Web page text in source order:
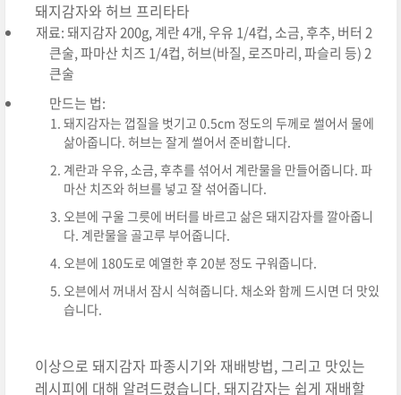
돼지감자와 허브 프리타타
재료: 돼지감자 200g, 계란 4개, 우유 1/4컵, 소금, 후추, 버터 2
큰술, 파마산 치즈 1/4컵, 허브(바질, 로즈마리, 파슬리 등) 2
큰술
만드는 법:
돼지감자는 껍질을 벗기고 0.5cm 정도의 두께로 썰어서 물에
삶아줍니다. 허브는 잘게 썰어서 준비합니다.
계란과 우유, 소금, 후추를 섞어서 계란물을 만들어줍니다. 파
마산 치즈와 허브를 넣고 잘 섞어줍니다.
오븐에 구울 그릇에 버터를 바르고 삶은 돼지감자를 깔아줍니
다. 계란물을 골고루 부어줍니다.
오븐에 180도로 예열한 후 20분 정도 구워줍니다.
오븐에서 꺼내서 잠시 식혀줍니다. 채소와 함께 드시면 더 맛있
습니다.
이상으로 돼지감자 파종시기와 재배방법, 그리고 맛있는
레시피에 대해 알려드렸습니다. 돼지감자는 쉽게 재배할